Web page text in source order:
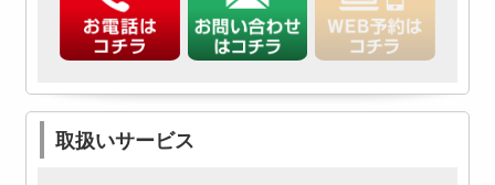
取扱いサービス